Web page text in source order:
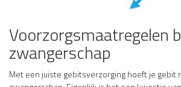
Voorzorgsmaatregelen
zwangerschap
Met een juiste gebitsverzorging hoeft je gebit